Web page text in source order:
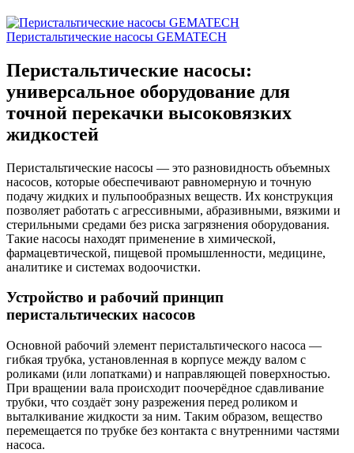
Перистальтические насосы GEMATECH
Перистальтические насосы:
универсальное оборудование для
точной перекачки высоковязких
жидкостей
Перистальтические насосы — это разновидность объемных
насосов, которые обеспечивают равномерную и точную
подачу жидких и пульпообразных веществ. Их конструкция
позволяет работать с агрессивными, абразивными, вязкими и
стерильными средами без риска загрязнения оборудования.
Такие насосы находят применение в химической,
фармацевтической, пищевой промышленности, медицине,
аналитике и системах водоочистки.
Устройство и рабочий принцип
перистальтических насосов
Основной рабочий элемент перистальтического насоса —
гибкая трубка, установленная в корпусе между валом с
роликами (или лопатками) и направляющей поверхностью.
При вращении вала происходит поочерёдное сдавливание
трубки, что создаёт зону разрежения перед роликом и
выталкивание жидкости за ним. Таким образом, вещество
перемещается по трубке без контакта с внутренними частями
насоса.